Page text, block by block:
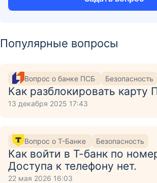
Популярные вопросы
Вопрос о банке ПСБ Безопасность
Как разблокировать карту
13 декабря 2025 17:43
Вопрос о Т-Банке Безопасность
Как войти в Т-банк по
Доступа к телефону нет.
22 мая 2026 16:03